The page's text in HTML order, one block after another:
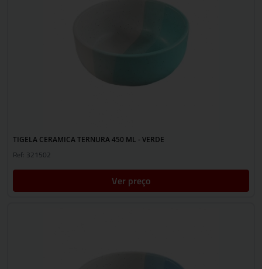
TIGELA CERAMICA TERNURA 450 ML - VERDE
Ref: 321502
Ver preço